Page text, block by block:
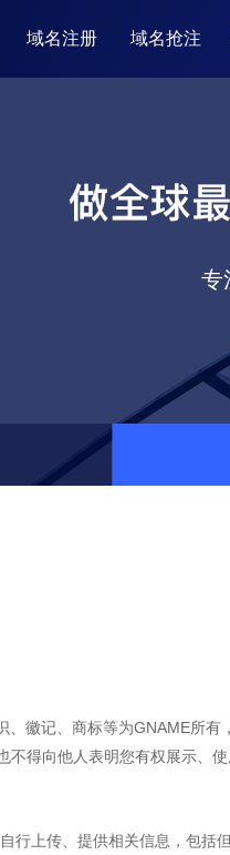
域名注册 域名抢注
专
徽记、商标等为GNAME所
得向他人表明您有权展示、
行上传、提供相关信息，包